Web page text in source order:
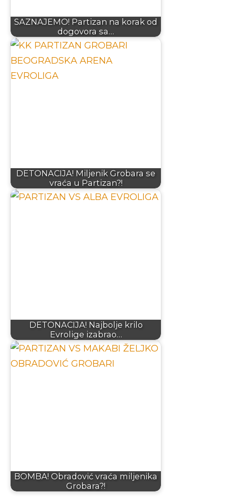
SAZNAJEMO! Partizan na korak od
dogovora sa…
DETONACIJA! Miljenik Grobara se
vraća u Partizan?!
DETONACIJA! Najbolje krilo
Evrolige izabrao…
BOMBA! Obradović vraća miljenika
Grobara?!